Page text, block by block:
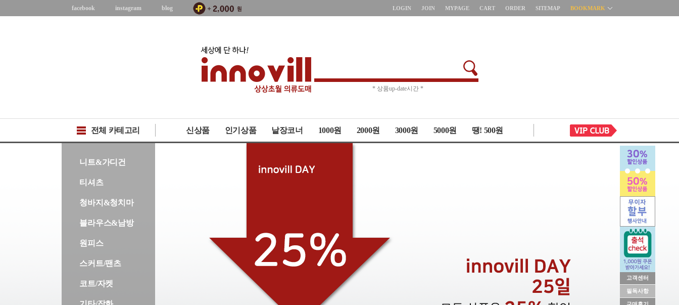
고객센터
필독사항
facebook instagram blog LOGIN JOIN MYPAGE CART ORDER SITEMAP BOOKMARK
* 주문취소 제한 *
전체 카테고리 신상품 인기상품 낱장코너 1000원 2000원 3000원 5000원 땡! 500원
니트&가디건
티셔츠
청바지&청치마
블라우스&남방
원피스
스커트/팬츠
코트/자켓